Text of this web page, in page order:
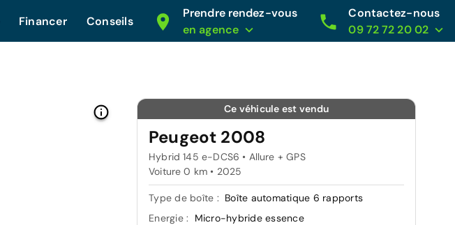
Financer Conseils
Prendre rendez-vous
en agence
Contactez-nous
09 72 72 20 02
Ce véhicule est vendu
Peugeot 2008
Hybrid 145 e-DCS6 • Allure + GPS
Voiture 0 km • 2025
Type de boîte : Boîte automatique 6 rapports
Energie :
Micro-hybride essence